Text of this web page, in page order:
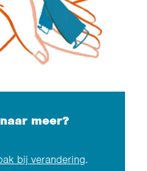
meer?
bij verandering.